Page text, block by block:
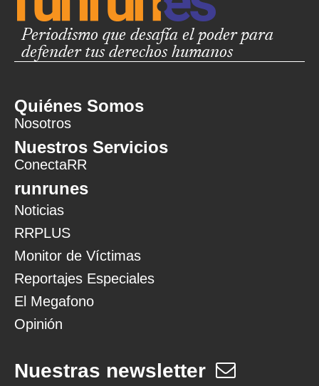
Periodismo que desafía el poder para
defender tus derechos humanos
Quiénes Somos
Nosotros
Nuestros Servicios
ConectaRR
runrunes
Noticias
RRPLUS
Monitor de Víctimas
Reportajes Especiales
El Megafono
Opinión
Nuestras newsletter